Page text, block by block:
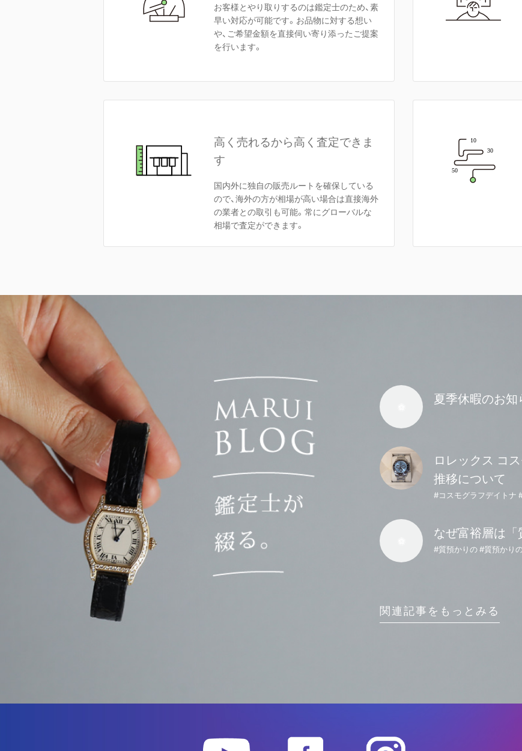
お客様とやり取りするのは鑑定士のため、素
早い対応が可能です。お品物に対する想い
や、ご希望金額を直接伺い寄り添ったご提案
を行います。
高く売れるから高く査定できま
す
国内外に独自の販売ルートを確保している
ので、海外の方が相場が高い場合は直接海外
の業者との取引も可能。常にグローバルな
相場で査定ができます。
夏季休暇のお知
ロレックス コ
推移について
なぜ富裕層は
#質預かりの #質預かり
関連記事をもっとみる